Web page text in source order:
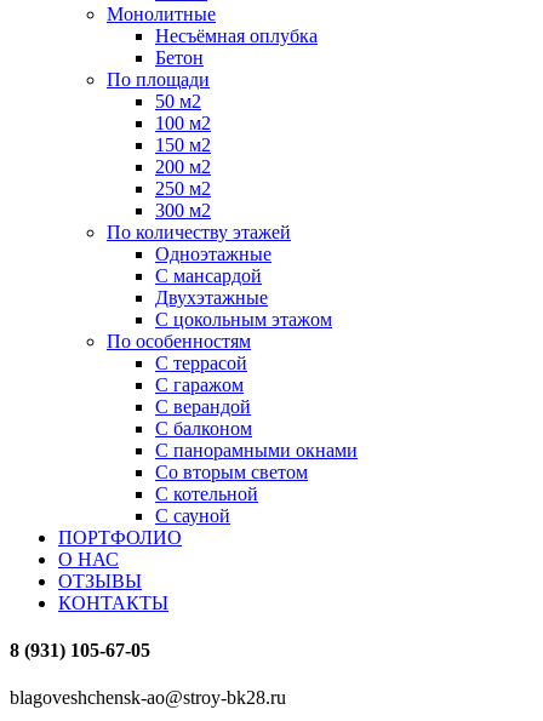
Монолитные
Несъёмная оплубка
Бетон
По площади
50 м2
100 м2
150 м2
200 м2
250 м2
300 м2
По количеству этажей
Одноэтажные
С мансардой
Двухэтажные
С цокольным этажом
По особенностям
С террасой
С гаражом
С верандой
С балконом
С панорамными окнами
Со вторым светом
С котельной
С сауной
ПОРТФОЛИО
О НАС
ОТЗЫВЫ
КОНТАКТЫ
8 (931) 105-67-05
blagoveshchensk-ao@stroy-bk28.ru